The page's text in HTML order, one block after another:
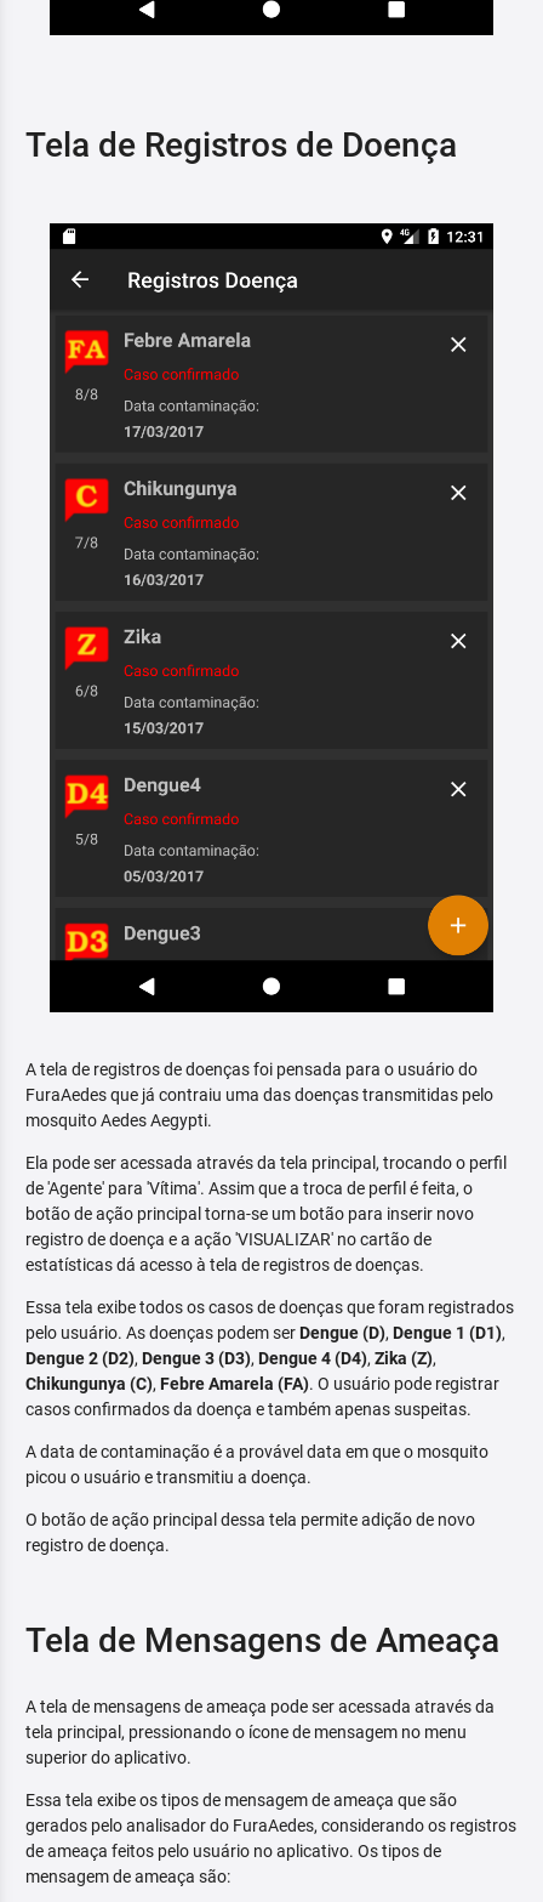
Tela de Registros de Doença
A tela de registros de doenças foi pensada para o usuário do
FuraAedes que já contraiu uma das doenças transmitidas pelo
mosquito Aedes Aegypti.
Ela pode ser acessada através da tela principal, trocando o perfil
de 'Agente' para 'Vítima'. Assim que a troca de perfil é feita, o
botão de ação principal torna-se um botão para inserir novo
registro de doença e a ação 'VISUALIZAR' no cartão de
estatísticas dá acesso à tela de registros de doenças.
Essa tela exibe todos os casos de doenças que foram registrados
pelo usuário. As doenças podem serDengue (D), Dengue 1 (D1),
Dengue 2 (D2), Dengue 3 (D3), Dengue 4 (D4), Zika (Z),
Chikungunya (C), Febre Amarela (FA). O usuário pode registrar
casos confirmados da doença e também apenas suspeitas.
A data de contaminação é a provável data em que o mosquito
picou o usuário e transmitiu a doença.
O botão de ação principal dessa tela permite adição de novo
registro de doença.
Tela de Mensagens de Ameaça
A tela de mensagens de ameaça pode ser acessada através da
tela principal, pressionando o ícone de mensagem no menu
superior do aplicativo.
Essa tela exibe os tipos de mensagem de ameaça que são
gerados pelo analisador do FuraAedes, considerando os registros
de ameaça feitos pelo usuário no aplicativo. Os tipos de
mensagem de ameaça são: